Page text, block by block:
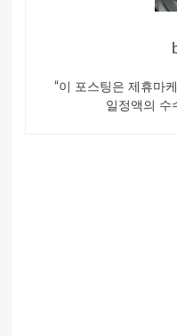
“이 포스팅은 제휴마
일정액의 수